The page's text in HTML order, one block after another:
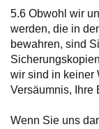
5.6 Obwohl wir
werden, die in
bewahren, sind
wir sind in keiner
Versäumnis, Ihre
Wenn Sie uns